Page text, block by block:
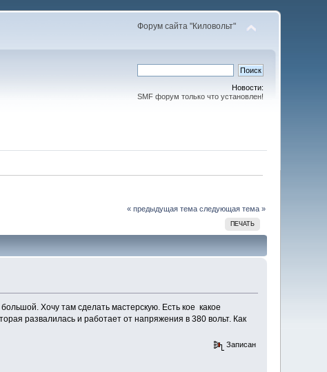
Форум сайта "Киловольт"
Новости:
SMF форум только что установлен!
« предыдущая тема следующая тема »
ПЕЧАТЬ
Хочу там сделать мастерскую. Есть кое какое
развалилась и работает от напряжения в 380 вольт. Как
Записан